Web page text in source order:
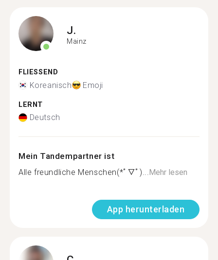
J.
Mainz
FLIESSEND
Koreanisch Emoji
LERNT
Deutsch
Mein Tandempartner ist
Alle freundliche Menschen(*ﾟ▽ﾟ)...Mehr lesen
App herunterladen